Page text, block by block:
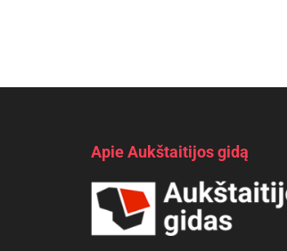
Apie Aukštaitijos gidą